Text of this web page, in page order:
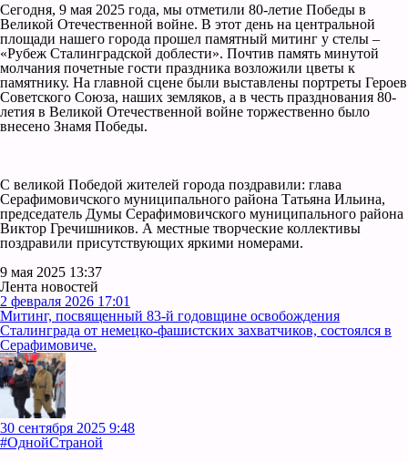
Сегодня, 9 мая 2025 года, мы отметили 80-летие Победы в
Великой Отечественной войне. В этот день на центральной
площади нашего города прошел памятный митинг у стелы –
«Рубеж Сталинградской доблести». Почтив память минутой
молчания почетные гости праздника возложили цветы к
памятнику. На главной сцене были выставлены портреты Героев
Советского Союза, наших земляков, а в честь празднования 80-
летия в Великой Отечественной войне торжественно было
внесено Знамя Победы.
С великой Победой жителей города поздравили: глава
Серафимовичского муниципального района Татьяна Ильина,
председатель Думы Серафимовичского муниципального района
Виктор Гречишников. А местные творческие коллективы
поздравили присутствующих яркими номерами.
9 мая 2025 13:37
Лента новостей
2 февраля 2026 17:01
Митинг, посвященный 83-й годовщине освобождения
Сталинграда от немецко-фашистских захватчиков, состоялся в
Серафимовиче.
30 сентября 2025 9:48
#ОднойСтраной